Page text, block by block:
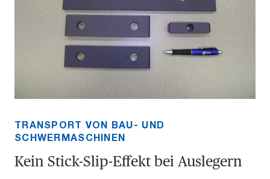
TRANSPORT VON BAU- UND
SCHWERMASCHINEN
Kein Stick-Slip-Effekt bei Auslegern